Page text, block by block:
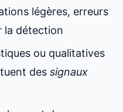
légères, erreurs
la détection
ou qualitatives
des signaux